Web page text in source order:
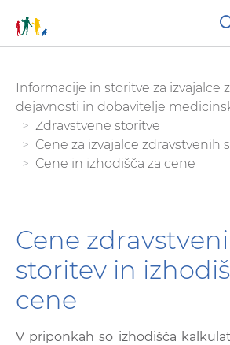
glavno
vsebino
You are here:
Informacije in storitve za izvajalce
dejavnosti in dobavitelje
Zdravstvene storitve
Cene za izvajalce zdravstvenih
Cene in izhodišča za cene
Cene
storitev in
cene
V priponkah so izhodišča